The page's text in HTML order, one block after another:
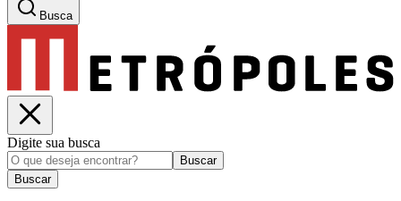
Busca
Digite sua busca
Buscar
Buscar